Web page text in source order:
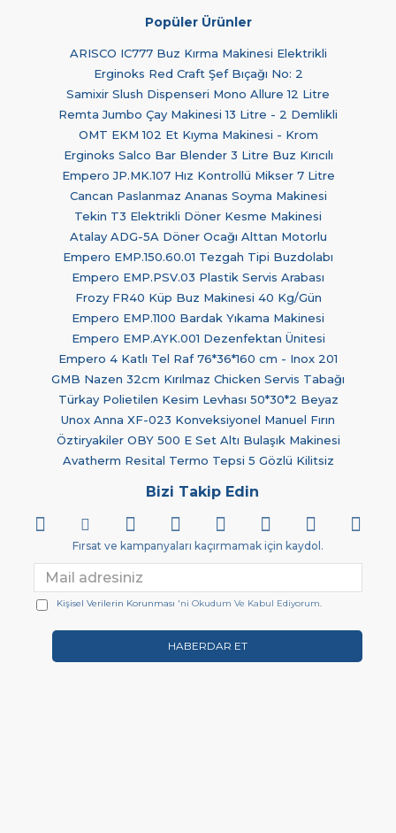
Popüler Ürünler
ARISCO IC777 Buz Kırma Makinesi Elektrikli
Erginoks Red Craft Şef Bıçağı No: 2
Samixir Slush Dispenseri Mono Allure 12 Litre
Remta Jumbo Çay Makinesi 13 Litre - 2 Demlikli
OMT EKM 102 Et Kıyma Makinesi - Krom
Erginoks Salco Bar Blender 3 Litre Buz Kırıcılı
Empero JP.MK.107 Hız Kontrollü Mikser 7 Litre
Cancan Paslanmaz Ananas Soyma Makinesi
Tekin T3 Elektrikli Döner Kesme Makinesi
Atalay ADG-5A Döner Ocağı Alttan Motorlu
Empero EMP.150.60.01 Tezgah Tipi Buzdolabı
Empero EMP.PSV.03 Plastik Servis Arabası
Frozy FR40 Küp Buz Makinesi 40 Kg/Gün
Empero EMP.1100 Bardak Yıkama Makinesi
Empero EMP.AYK.001 Dezenfektan Ünitesi
Empero 4 Katlı Tel Raf 76*36*160 cm - Inox 201
GMB Nazen 32cm Kırılmaz Chicken Servis Tabağı
Türkay Polietilen Kesim Levhası 50*30*2 Beyaz
Unox Anna XF-023 Konveksiyonel Manuel Fırın
Öztiryakiler OBY 500 E Set Altı Bulaşık Makinesi
Avatherm Resital Termo Tepsi 5 Gözlü Kilitsiz
Bizi Takip Edin
Fırsat ve kampanyaları kaçırmamak için kaydol.
HABERDAR ET
Kişisel Verilerin Korunması 'ni Okudum Ve Kabul Ediyorum.